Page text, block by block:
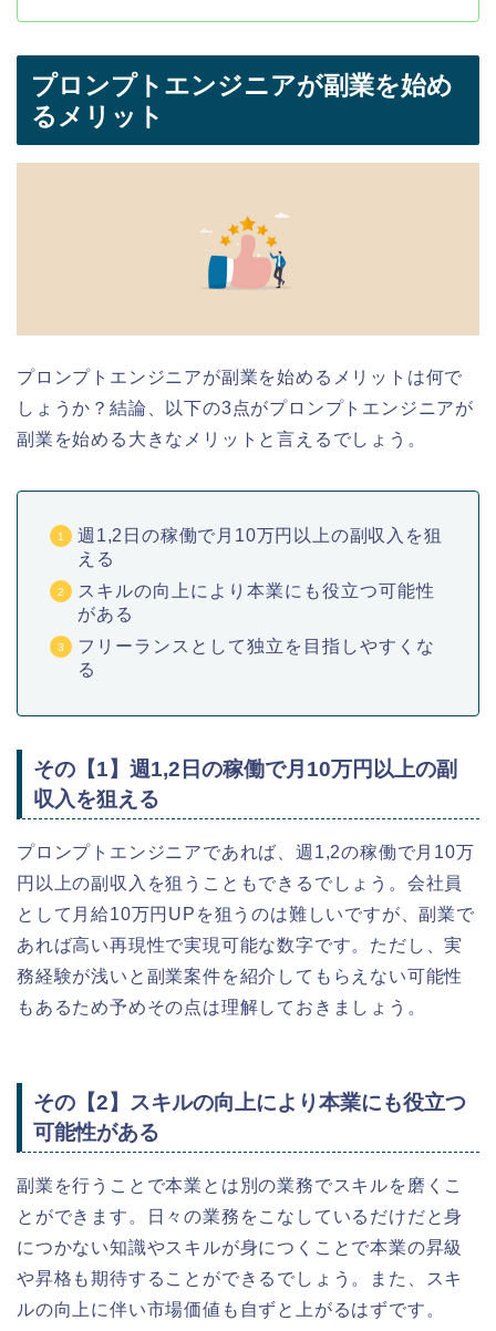
プロンプトエンジニアが副業を始め
るメリット
プロンプトエンジニアが副業を始めるメリットは何で
しょうか？結論、以下の3点がプロンプトエンジニアが
副業を始める大きなメリットと言えるでしょう。
週1,2日の稼働で月10万円以上の副収入を狙
える
スキルの向上により本業にも役立つ可能性
がある
フリーランスとして独立を目指しやすくな
る
その【1】週1,2日の稼働で月10万円以上の副
収入を狙える
プロンプトエンジニアであれば、週1,2の稼働で月10万
円以上の副収入を狙うこともできるでしょう。会社員
として月給10万円UPを狙うのは難しいですが、副業で
あれば高い再現性で実現可能な数字です。ただし、実
務経験が浅いと副業案件を紹介してもらえない可能性
もあるため予めその点は理解しておきましょう。
その【2】スキルの向上により本業にも役立つ
可能性がある
副業を行うことで本業とは別の業務でスキルを磨くこ
とができます。日々の業務をこなしているだけだと身
につかない知識やスキルが身につくことで本業の昇級
や昇格も期待することができるでしょう。また、スキ
ルの向上に伴い市場価値も自ずと上がるはずです。